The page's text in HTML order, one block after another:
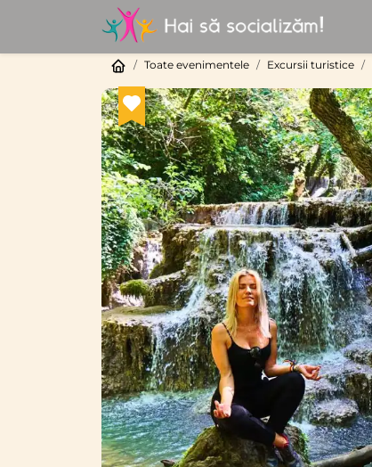
Toate evenimentele Excursii turistice